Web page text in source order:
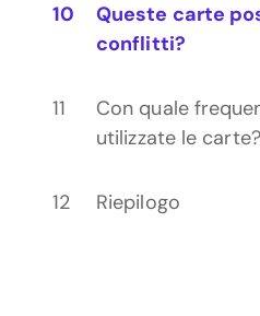
Queste carte
conflitti?
Con quale
utilizzate le carte?
Riepilogo